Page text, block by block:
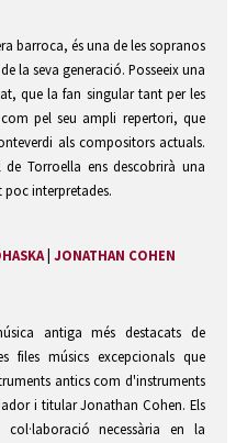
barroca, és una de les sopranos
la seva generació. Posseeix una
que la fan singular tant per les
pel seu ampli repertori, que
als compositors actuals.
Torroella ens descobrirà una
poc interpretades.
| JONATHAN COHEN
antiga més destacats de
files músics excepcionals que
antics com d'instruments
i titular Jonathan Cohen. Els
necessària en la